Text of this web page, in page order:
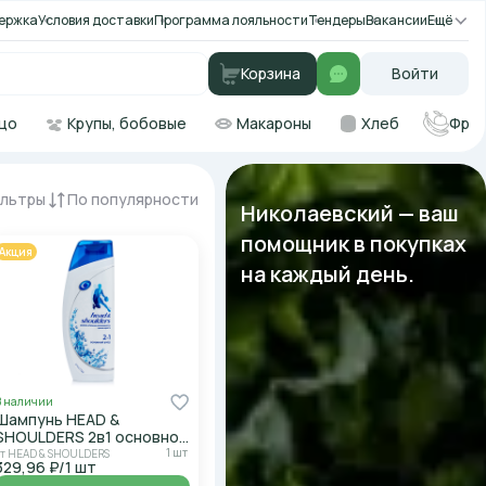
Условия доставкиПрограмма лояльностиТендерыВакансииЕщё
Корзина Войти
Крупы, бобовые Макароны Хлеб
По популярности
Акция
наличии
HEAD &
2в1 основной
200мл
HEAD & SHOULDERS 1 шт
₽/1 шт
Николаевский — ваш
помощник в покупках
на каждый день.